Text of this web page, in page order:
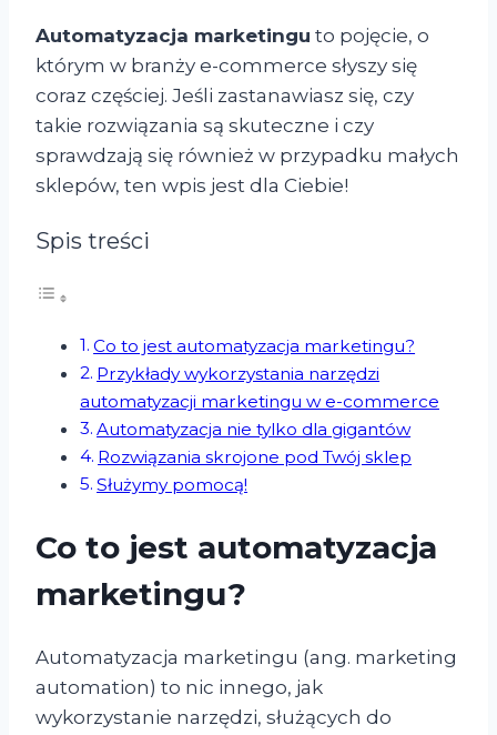
Automatyzacja marketingu to pojęcie, o
którym w branży e-commerce słyszy się
coraz częściej. Jeśli zastanawiasz się, czy
takie rozwiązania są skuteczne i czy
sprawdzają się również w przypadku małych
sklepów, ten wpis jest dla Ciebie!
Spis treści
Co to jest automatyzacja marketingu?
Przykłady wykorzystania narzędzi
automatyzacji marketingu w e-commerce
Automatyzacja nie tylko dla gigantów
Rozwiązania skrojone pod Twój sklep
Służymy pomocą!
Co to jest automatyzacja
marketingu?
Automatyzacja marketingu (ang. marketing
automation) to nic innego, jak
wykorzystanie narzędzi, służących do